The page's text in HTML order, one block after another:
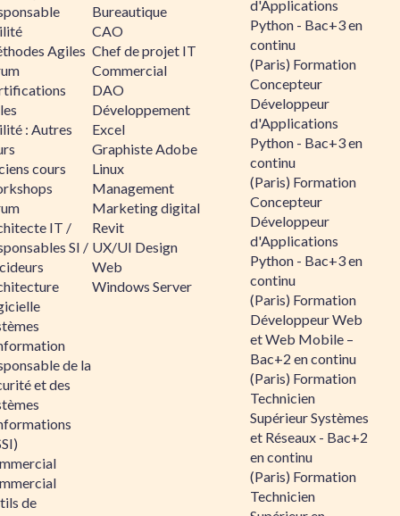
Agiles
: Autres
cours
IT /
SI /
de la
et des
de
Bureautique
CAO
Chef de projet IT
Commercial
DAO
Développement
Excel
Graphiste Adobe
Linux
Management
Marketing digital
Revit
UX/UI Design
Web
Windows Server
d'Applications
Python - Bac+3 en
continu
(Paris) Formation
Concepteur
Développeur
d'Applications
Python - Bac+3 en
continu
(Paris) Formation
Concepteur
Développeur
d'Applications
Python - Bac+3 en
continu
(Paris) Formation
Développeur Web
et Web Mobile –
Bac+2 en continu
(Paris) Formation
Technicien
Supérieur Systèmes
et Réseaux - Bac+2
en continu
(Paris) Formation
Technicien